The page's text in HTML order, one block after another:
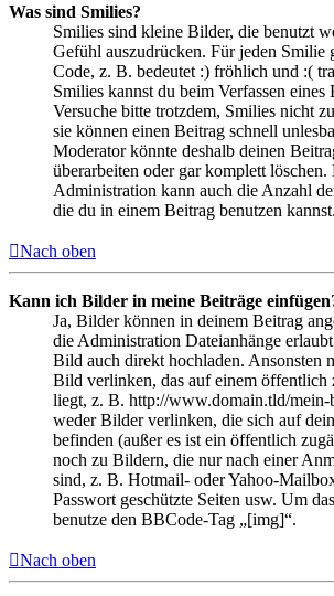
Was sind Smilies?
Smilies sind kleine Bilder, die benutzt
Gefühl auszudrücken. Für jeden Smilie
Code, z. B. bedeutet :) fröhlich und :(
Smilies kannst du beim Verfassen eines
Versuche bitte trotzdem, Smilies nicht
sie können einen Beitrag schnell
Moderator könnte deshalb deinen
überarbeiten oder gar komplett
Administration kann auch die Anzahl
die du in einem Beitrag benutzen kannst.
Nach oben
Kann ich Bilder in meine Beiträge
Ja, Bilder können in deinem Beitrag
die Administration Dateianhänge
Bild auch direkt hochladen. Ansonsten
Bild verlinken, das auf einem öffentlich
liegt, z. B. http://www.domain.tld/
weder Bilder verlinken, die sich auf
befinden (außer es ist ein öffentlich
noch zu Bildern, die nur nach einer
sind, z. B. Hotmail- oder Yahoo-
Passwort geschützte Seiten usw. Um
benutze den BBCode-Tag „[img]“.
Nach oben